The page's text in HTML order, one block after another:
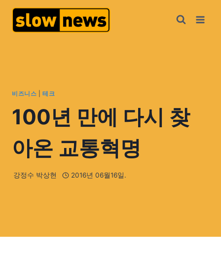
비즈니스 |테크
100년 만에 다시 찾
아온 교통혁명
강정수 박상현 2016년 06월16일.